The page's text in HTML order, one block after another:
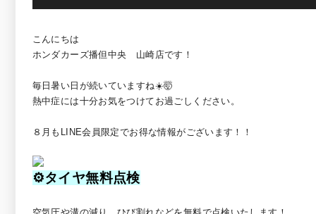
こんにちは
ホンダカーズ播但中央 山崎店です！
毎日暑い日が続いていますね☀️🤯
熱中症には十分お気をつけてお過ごしください。
８月もLINE会員限定でお得な情報がございます！！
⚙タイヤ無料点検